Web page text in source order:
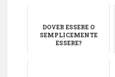
DOVER ESSERE O
SEMPLICEMENTE
ESSERE?